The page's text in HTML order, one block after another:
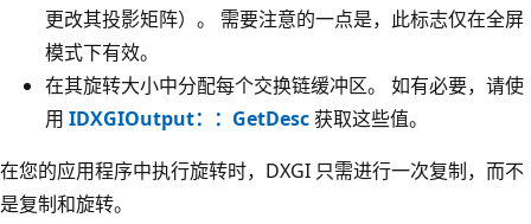
更改其投影矩阵）。 需要注意的一点是，此标志仅在全屏
模式下有效。
在其旋转大小中分配每个交换链缓冲区。 如有必要，请使
用 IDXGIOutput：：GetDesc获取这些值。
在您的应用程序中执行旋转时，DXGI 只需进行一次复制，而不
是复制和旋转。